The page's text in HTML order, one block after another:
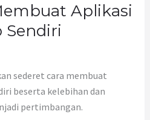
Aplikasi
Sendiri
sederet cara membuat
beserta kelebihan dan
pertimbangan.